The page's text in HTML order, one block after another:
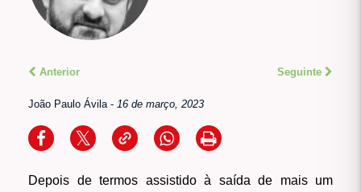
Anterior Seguinte
João Paulo Ávila- 16 de março, 2023
Depois de termos assistido à saída de mais um